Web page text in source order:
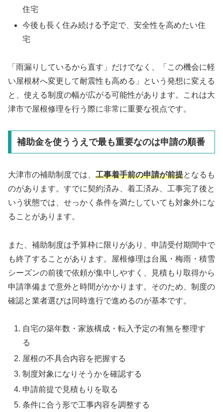
住宅
今後も長く住み続ける予定で、安全性を高めたい住
宅
「雨漏りしているから直す」だけでなく、「この機会に軽
い屋根材へ変更して耐震性も高める」という発想に変える
と、使える制度の幅が広がる可能性があります。これは大
津市で屋根修理を行う際に非常に重要な視点です。
補助金を使ううえで最も重要なのは申請の順番
大津市の補助制度では、 工事着手前の申請が前提となるも
のがあります。すでに契約済み、着工済み、工事完了後と
いう状態では、せっかく条件を満たしていても対象外にな
ることがあります。
また、補助制度は予算枠に限りがあり、申請受付期間中で
も終了することがあります。屋根修理は台風・梅雨・積雪
シーズンの前後で依頼が集中しやすく、見積もり取得から
申請準備まで意外と時間がかかります。そのため、制度の
確認と業者選びは同時進行で進めるのが基本です。
自宅の築年数・家族構成・転入予定の有無を整理す
る
屋根の不具合内容を把握する
制度対象になりそうかを確認する
申請前提で見積もりを取る
条件に合う形で工事内容を調整する